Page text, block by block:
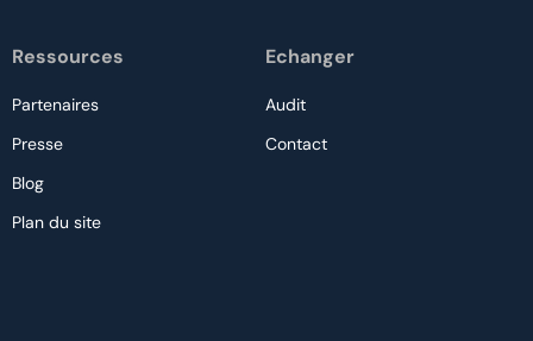
Ressources
Partenaires
Presse
Blog
Plan du site
Echanger
Audit
Contact